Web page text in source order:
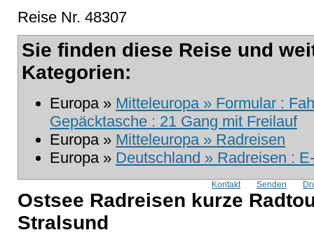
Reise Nr. 48307
Sie finden diese Reise und
Kategorien:
Europa » Mitteleuropa » Formular :
Gepäcktasche : 21 Gang mit Freilauf
Europa » Mitteleuropa » Radreisen
Europa » Deutschland » Radreisen :
Kontakt Senden
Ostsee Radreisen kurze
Stralsund